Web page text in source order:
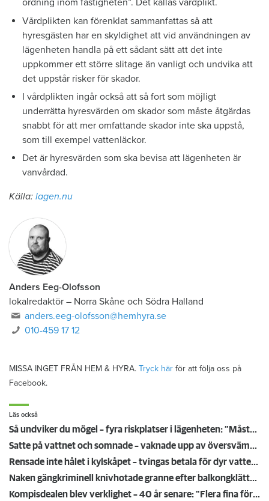
ordning inom fastigheten”. Det kallas vårdplikt.
Vårdplikten kan förenklat sammanfattas så att
hyresgästen har en skyldighet att vid användningen av
lägenheten handla på ett sådant sätt att det inte
uppkommer ett större slitage än vanligt och undvika att
det uppstår risker för skador.
I vårdplikten ingår också att så fort som möjligt
underrätta hyresvärden om skador som måste åtgärdas
snabbt för att mer omfattande skador inte ska uppstå,
som till exempel vattenläckor.
Det är hyresvärden som ska bevisa att lägenheten är
vanvårdad.
Källa: lagen.nu
Anders Eeg-Olofsson
lokalredaktör – Norra Skåne och Södra Halland
anders.eeg-olofsson@hemhyra.se
010-459 17 12
MISSA INGET FRÅN HEM & HYRA. Tryck här för att följa oss på
Facebook.
Läs också
Så undviker du mögel – fyra riskplatser i lägenheten: ”Måste städa bort”
Satte på vattnet och somnade – vaknade upp av översvämning hos grannen
Rensade inte hålet i kylskåpet – tvingas betala för dyr vattenskada
Naken gängkriminell knivhotade granne efter balkongklättring
Kompisdealen blev verklighet – 40 år senare: "Flera fina fördelar med att dela bostad"